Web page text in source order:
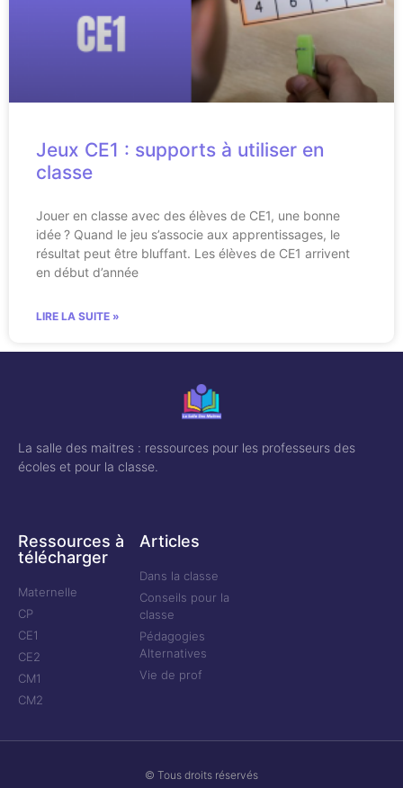
Jeux CE1 : supports à utiliser en
classe
Jouer en classe avec des élèves de CE1, une bonne
idée ? Quand le jeu s’associe aux apprentissages, le
résultat peut être bluffant. Les élèves de CE1 arrivent
en début d’année
LIRE LA SUITE »
La salle des maitres : ressources pour les professeurs des
écoles et pour la classe.
Ressources à
télécharger
Maternelle
CP
CE1
CE2
CM1
CM2
Articles
Dans la classe
Conseils pour la
classe
Pédagogies
Alternatives
Vie de prof
© Tous droits réservés